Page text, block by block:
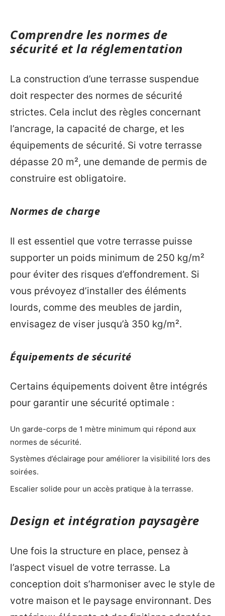
Comprendre les normes de
sécurité et la réglementation
La construction d’une terrasse suspendue
doit respecter des normes de sécurité
strictes. Cela inclut des règles concernant
l’ancrage, la capacité de charge, et les
équipements de sécurité. Si votre terrasse
dépasse 20 m², une demande de permis de
construire est obligatoire.
Normes de charge
Il est essentiel que votre terrasse puisse
supporter un poids minimum de 250 kg/m²
pour éviter des risques d’effondrement. Si
vous prévoyez d’installer des éléments
lourds, comme des meubles de jardin,
envisagez de viser jusqu’à 350 kg/m².
Équipements de sécurité
Certains équipements doivent être intégrés
pour garantir une sécurité optimale :
Un garde-corps de 1 mètre minimum qui répond aux
normes de sécurité.
Systèmes d’éclairage pour améliorer la visibilité lors des
soirées.
Escalier solide pour un accès pratique à la terrasse.
Design et intégration paysagère
Une fois la structure en place, pensez à
l’aspect visuel de votre terrasse. La
conception doit s’harmoniser avec le style de
votre maison et le paysage environnant. Des